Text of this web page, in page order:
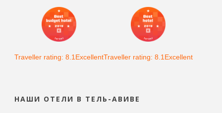
Traveller rating: 8.1ExcellentTraveller rating: 8.1Excellent
НАШИ ОТЕЛИ В ТЕЛЬ-АВИВЕ